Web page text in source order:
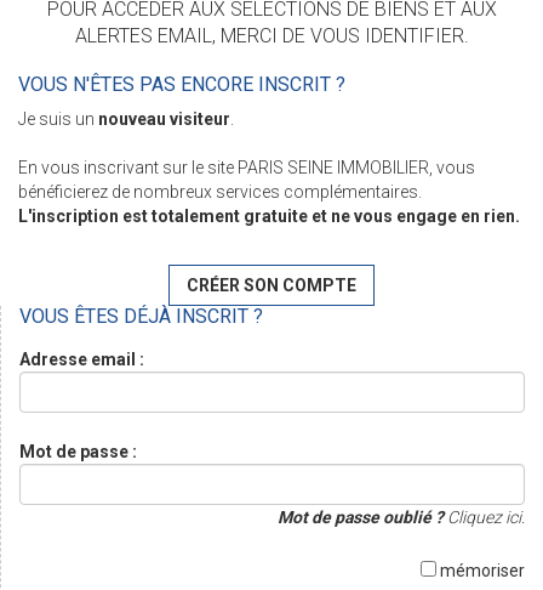
POUR ACCÉDER AUX SÉLECTIONS DE BIENS ET AUX
ALERTES EMAIL, MERCI DE VOUS IDENTIFIER.
VOUS N'ÊTES PAS ENCORE INSCRIT ?
Je suis un nouveau visiteur
En vous inscrivant sur le site PARIS SEINE IMMOBILIER, vous
bénéficierez de nombreux services complémentaires.
L'inscription est totalement gratuite et ne vous engage en rien.
CRÉER SON COMPTE
VOUS ÊTES DÉJÀ INSCRIT ?
Adresse email :
Mot de passe :
Mot de passe oublié ?Cliquez ici.
mémoriser